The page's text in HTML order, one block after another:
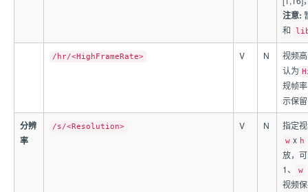
注意:
和
/hr/<HighFrameRate> V N
视频
认为
规帧
示保
分辨
率
/s/<Resolution> V N 指定
w x h
放，
1、
w
视频